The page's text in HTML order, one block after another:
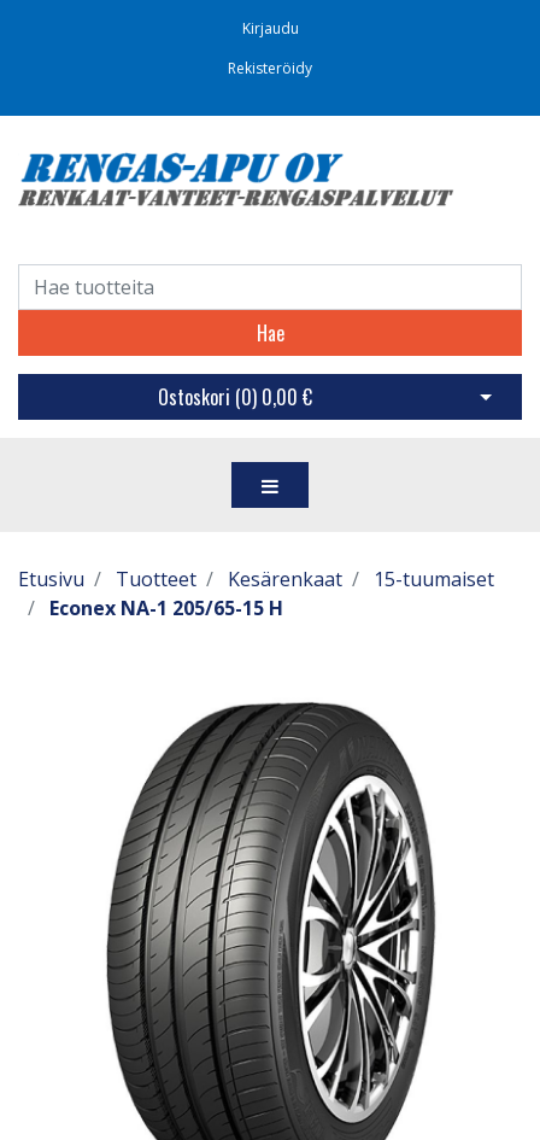
Kirjaudu
Rekisteröidy
Hae
Ostoskori (0) 0,00 € Avaa
Etusivu Tuotteet Kesärenkaat
15-tuumaiset
Econex NA-1 205/65-15 H